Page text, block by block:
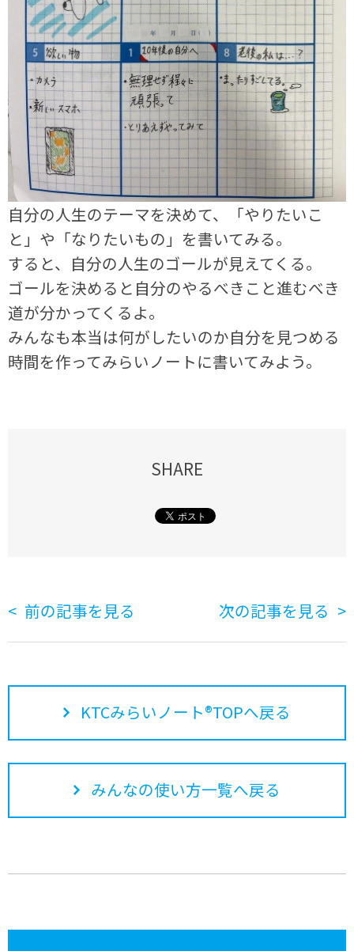
自分の人生のテーマを決めて、「やりたいこ
と」や「なりたいもの」を書いてみる。
すると、自分の人生のゴールが見えてくる。
ゴールを決めると自分のやるべきこと進むべき
道が分かってくるよ。
みんなも本当は何がしたいのか自分を見つめる
時間を作ってみらいノートに書いてみよう。
SHARE
前の記事を見る 次の記事を見る
KTCみらいノート®TOPへ戻る
みんなの使い方一覧へ戻る